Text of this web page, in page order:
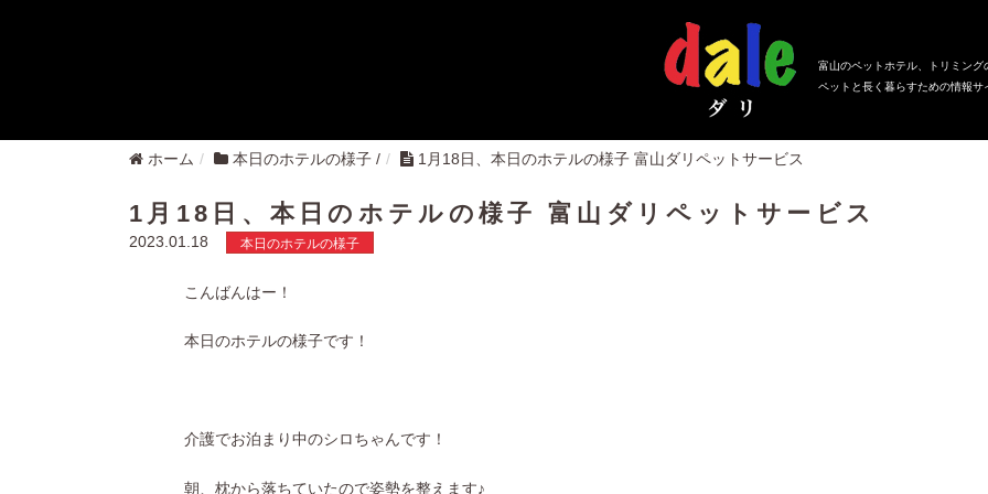
富山のペットホテル、トリミング
ペットと長く暮らすための情報サ
ホーム 本日のホテルの様子 / 1月18日、本日のホテルの様子 富山ダリペットサービス
1月18日、本日のホテルの様子 富山ダリペットサービス
2023.01.18 本日のホテルの様子
こんばんはー！
本日のホテルの様子です！
介護でお泊まり中のシロちゃんです！
朝、枕から落ちていたので姿勢を整えます♪